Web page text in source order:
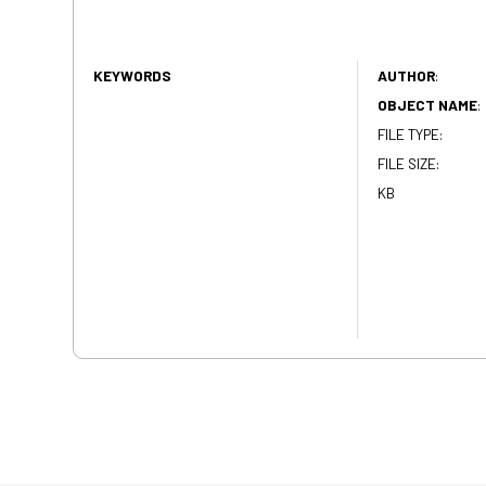
KEYWORDS AUTHOR:
OBJECT NAME:
FILE TYPE:
FILE SIZE:
KB